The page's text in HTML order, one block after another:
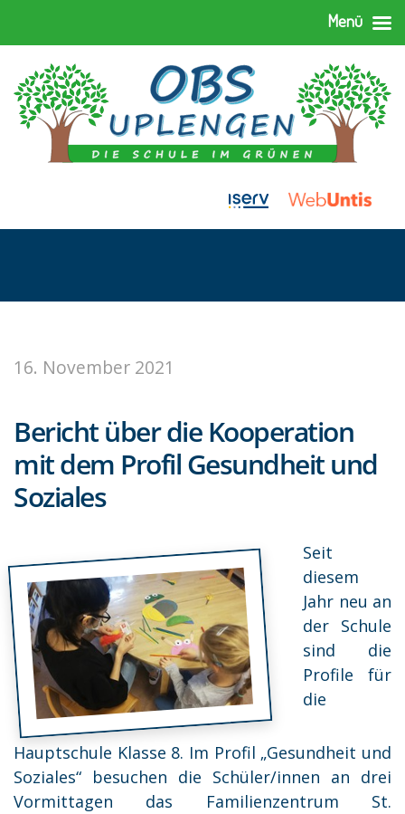
16. November 2021
Bericht über die Kooperation
mit dem Profil Gesundheit und
Soziales
Seit
diesem
Jahr neu an
der Schule
sind die
Profile für
die
Hauptschule Klasse 8. Im Profil „Gesundheit und
Soziales“ besuchen die Schüler/innen an drei
Vormittagen das Familienzentrum St.
Menü